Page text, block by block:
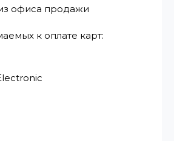
офиса продажи
к оплате карт: